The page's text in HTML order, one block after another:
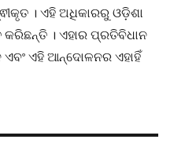
। ଏହି ଅଧିକାରରୁ ଓଡ଼ିଶା
। ଏହାର ପ୍ରତିବିଧାନ
ଏବଂ ଏହି ଆନ୍ଦୋଳନର ଏହାହିଁ